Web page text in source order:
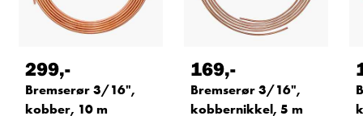
299,-
Bremserør 3/16",
kobber, 10 m
169,-
Bremserør 3/16",
kobbernikkel, 5 m